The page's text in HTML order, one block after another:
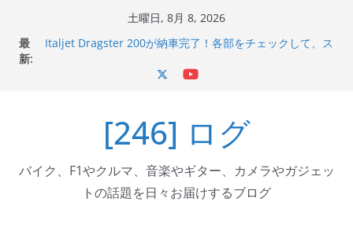
土曜日, 8月 8, 2026
最
新:
Italjet Dragster 200が納車完了！各部をチェックして、ス
器エフェクターが返礼品でもらえる！
Italjet Dragster 200のフロントISSサスの動きが判ったら
コーナリングが楽しくなった
[246] ログ
バイク、F1やクルマ、音楽やギター、カメラやガジェッ
トの話題を日々お届けするブログ